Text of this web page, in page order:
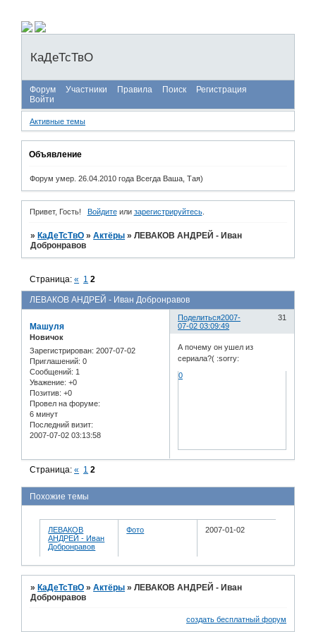
КаДеТсТвО
Форум Участники Правила Поиск
Регистрация
Войти
Активные темы
Объявление
Форум умер. 26.04.2010 года Всегда Ваша, Тая)
Привет, Гость! Войдитеили зарегистрируйтесь.
» КаДеТсТвО »Актёры »ЛЕВАКОВ АНДРЕЙ - Иван
Добронравов
ЛЕВАКОВ АНДРЕЙ - Иван Добронравов
Страница:« 1 2
Поделиться 31
2007-
07-02 03:09:49
Машуля
Новичок
Зарегистрирован: 2007-07-02
Приглашений: 0
Сообщений: 1
Уважение: +0
Позитив: +0
Провел на форуме:
6 минут
Последний визит:
2007-07-02 03:13:58
А почему он ушел из
сериала?( :sorry:
0
Страница:« 1 2
Похожие темы
ЛЕВАКОВ
АНДРЕЙ - Иван
Добронравов
Фото 2007-01-02
»КаДеТсТвО »Актёры »ЛЕВАКОВ АНДРЕЙ - Иван
Добронравов
создать бесплатный форум